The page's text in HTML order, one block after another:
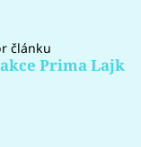
článku
Prima Lajk